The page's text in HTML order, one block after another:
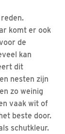
komt er ook
de
kan
dit
nesten zijn
zo weinig
vaak wit of
beste door.
schutkleur.